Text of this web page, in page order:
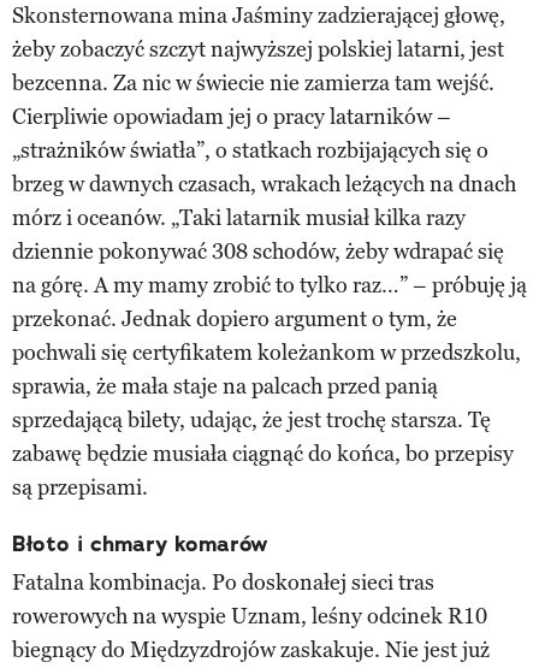
Skonsternowana mina Jaśminy zadzierającej głowę,
żeby zobaczyć szczyt najwyższej polskiej latarni, jest
bezcenna. Za nic w świecie nie zamierza tam wejść.
Cierpliwie opowiadam jej o pracy latarników –
„strażników światła”, o statkach rozbijających się o
brzeg w dawnych czasach, wrakach leżących na dnach
mórz i oceanów. „Taki latarnik musiał kilka razy
dziennie pokonywać 308 schodów, żeby wdrapać się
na górę. A my mamy zrobić to tylko raz…” – próbuję ją
przekonać. Jednak dopiero argument o tym, że
pochwali się certyfikatem koleżankom w przedszkolu,
sprawia, że mała staje na palcach przed panią
sprzedającą bilety, udając, że jest trochę starsza. Tę
zabawę będzie musiała ciągnąć do końca, bo przepisy
są przepisami.
Błoto i chmary komarów
Fatalna kombinacja. Po doskonałej sieci tras
rowerowych na wyspie Uznam, leśny odcinek R10
biegnący do Międzyzdrojów zaskakuje. Nie jest już